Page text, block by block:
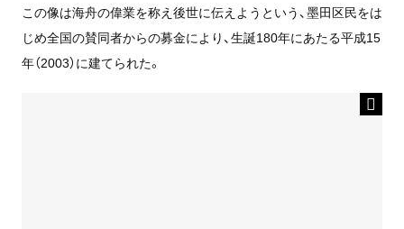
この像は海舟の偉業を称え後世に伝えようという、墨田区民をは
じめ全国の賛同者からの募金により、生誕180年にあたる平成15
年（2003）に建てられた。